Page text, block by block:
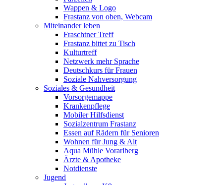
Wappen & Logo
Frastanz von oben, Webcam
Miteinander leben
Fraschtner Treff
Frastanz bittet zu Tisch
Kulturtreff
Netzwerk mehr Sprache
Deutschkurs für Frauen
Soziale Nahversorgung
Soziales & Gesundheit
Vorsorgemappe
Krankenpflege
Mobiler Hilfsdienst
Sozialzentrum Frastanz
Essen auf Rädern für Senioren
Wohnen für Jung & Alt
Aqua Mühle Vorarlberg
Ärzte & Apotheke
Notdienste
Jugend